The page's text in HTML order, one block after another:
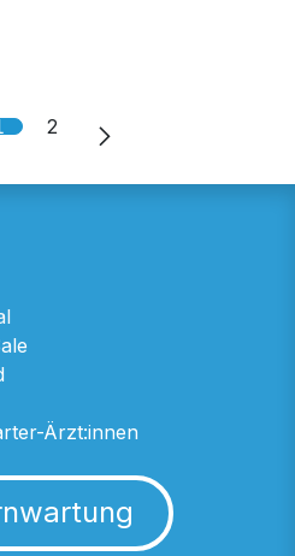
2
Ärzt:innen